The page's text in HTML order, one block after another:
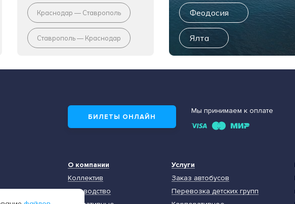
Краснодар — Ставрополь
Ставрополь — Краснодар
Феодосия
Ялта
БИЛЕТЫ ОНЛАЙН
Мы принимаем к оплате
О компании
Коллектив
Руководство
Услуги
Заказ автобусов
Перевозка детских групп